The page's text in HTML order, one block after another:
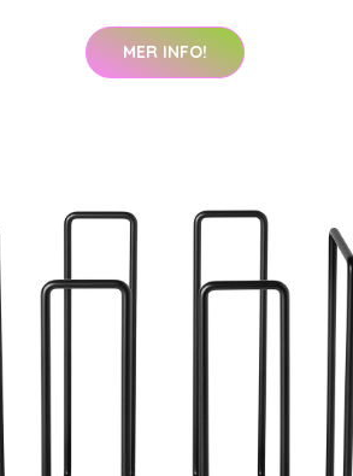
MER INFO!